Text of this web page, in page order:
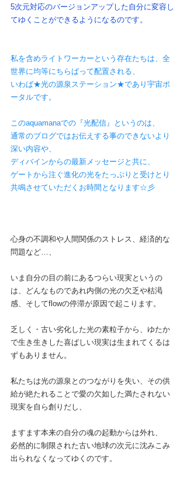
5次元対応のバージョンアップした自分に変容し
てゆくことができるようになるのです。
私を含めライトワーカーという存在たちは、全
世界に均等にちらばって配置される、
いわば★光の源泉ステーション★であり宇宙ポ
ータルです。
このaquamanaでの『光配信』というのは、
通常のブログではお伝えする事のできないより
深い内容や、
ディバインからの最新メッセージと共に、
ゲートから注ぐ進化の光をたっぷりと受けとり
共鳴させていただくお時間となります☆彡
心身の不調和や人間関係のストレス、経済的な
問題など…、
いま自分の目の前にあるつらい現実というの
は、どんなものであれ内側の光の欠乏や枯渇
感、そしてflowの停滞が原因で起こります。
乏しく・古い劣化した光の素粒子から、ゆたか
で生き生きした喜ばしい現実は生まれてくるは
ずもありません。
私たちは光の源泉とのつながりを失い、その供
給が絶たれることで愛の欠如した満たされない
現実を自ら創りだし、
ますます本来の自分の魂の起動からは外れ、
必然的に制限された古い地球の次元に沈みこみ
出られなくなってゆくのです。